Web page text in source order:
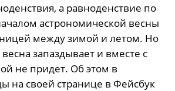
а равноденствие по
астрономической весны
между зимой и летом. Но
запаздывает и вместе с
не придет. Об этом в
на своей странице в Фейсбук